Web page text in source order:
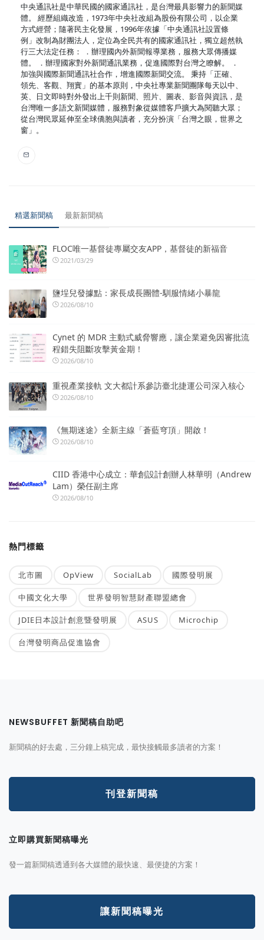
中央通訊社是中華民國的國家通訊社，是台灣最具影響力的新聞媒
體。 經歷組織改造，1973年中央社改組為股份有限公司，以企業
方式經營；隨著民主化發展，1996年依據「中央通訊社設置條
例」改制為財團法人，定位為全民共有的國家通訊社，獨立超然執
行三大法定任務： ．辦理國內外新聞報導業務，服務大眾傳播媒
體。 ．辦理國家對外新聞通訊業務，促進國際對台灣之瞭解。 ．
加強與國際新聞通訊社合作，增進國際新聞交流。 秉持「正確、
領先、客觀、翔實」的基本原則，中央社專業新聞團隊每天以中、
英、日文即時對外發出上千則新聞、照片、圖表、影音與資訊，是
台灣唯一多語文新聞媒體，服務對象從媒體客戶擴大為閱聽大眾；
從台灣民眾延伸至全球僑胞與讀者，充分扮演「台灣之眼，世界之
窗」。
精選新聞稿 最新新聞稿
FLOC唯一基督徒專屬交友APP，基督徒的新福音
2021/03/29
鹽埕兒發據點：家長成長團體-馴服情緒小暴龍
2026/08/10
Cynet 的 MDR 主動式威脅響應，讓企業避免因審批流
程錯失阻斷攻擊黃金期！
2026/08/10
重視產業接軌 文大都計系參訪臺北捷運公司深入核心
2026/08/10
《無期迷途》全新主線「蒼藍穹頂」開啟！
2026/08/10
CIID 香港中心成立：華創設計創辦人林華明（Andrew
Lam）榮任副主席
2026/08/10
熱門標籤
北市圖 OpView SocialLab 國際發明展
中國文化大學 世界發明智慧財產聯盟總會
JDIE日本設計創意暨發明展 ASUS Microchip
台灣發明商品促進協會
NEWSBUFFET 新聞稿自助吧
新聞稿的好去處，三分鐘上稿完成，最快接觸最多讀者的方案！
刊登新聞稿
立即購買新聞稿曝光
發一篇新聞稿透通到各大媒體的最快速、最便捷的方案！
讓新聞稿曝光